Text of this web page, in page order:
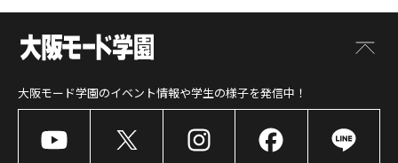
大阪モード学園のイベント情報や学生の様子を発信中！